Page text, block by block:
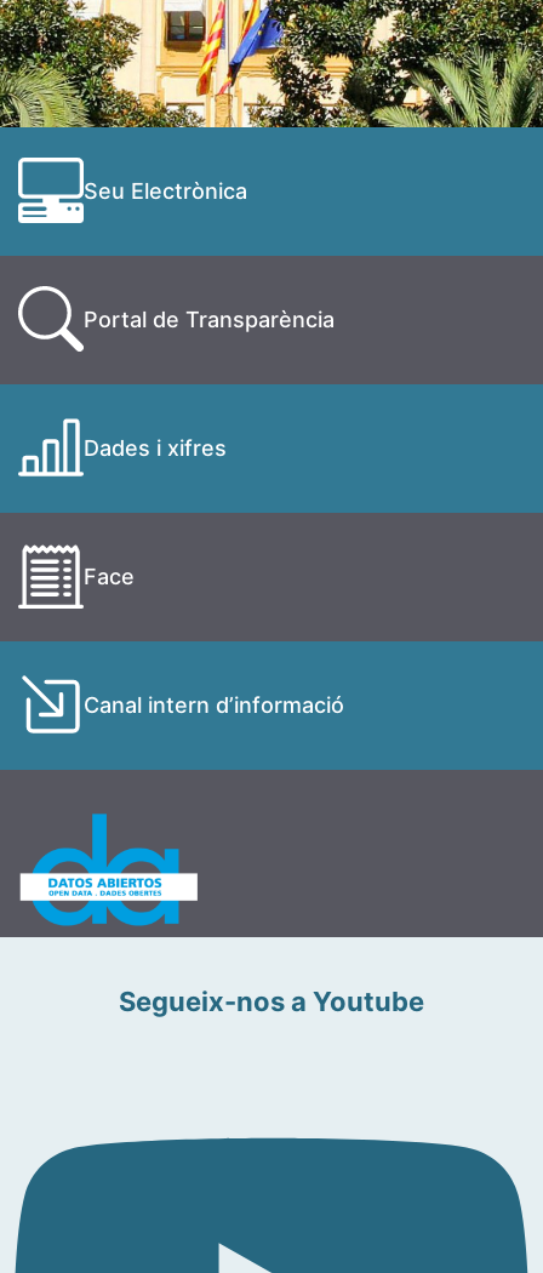
Seu Electrònica
Portal de Transparència
Dades i xifres
Face
Canal intern d’informació
Segueix-nos a Youtube